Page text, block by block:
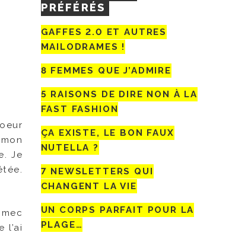
Je
l’ai
PRÉFÉRÉS
GAFFES 2.0 ET AUTRES
MAILODRAMES !
8 FEMMES QUE J’ADMIRE
5 RAISONS DE DIRE NON À LA
FAST FASHION
ÇA EXISTE, LE BON FAUX
NUTELLA ?
7 NEWSLETTERS QUI
CHANGENT LA VIE
UN CORPS PARFAIT POUR LA
PLAGE…